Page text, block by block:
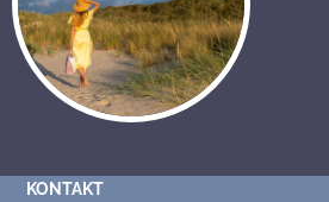
KONTAKT